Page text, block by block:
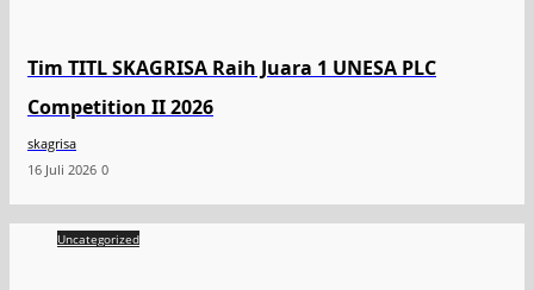
Tim TITL SKAGRISA Raih Juara 1 UNESA PLC
Competition II 2026
skagrisa
16 Juli 2026 0
Uncategorized